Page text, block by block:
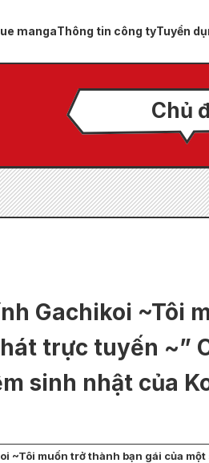
mangaThông tin công tyTuyển
Chủ
Gachikoi ~Tôi
trực tuyến ~”
sinh nhật của
~Tôi muốn trở thành bạn gái của